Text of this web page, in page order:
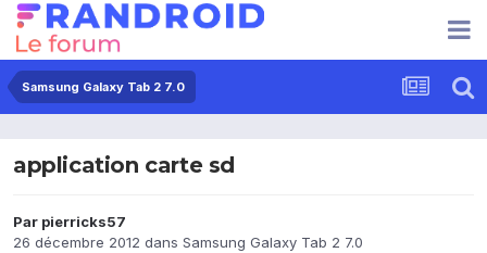
Samsung Galaxy Tab 2 7.0
application carte sd
Par pierricks57
26 décembre 2012 dans Samsung Galaxy Tab 2 7.0